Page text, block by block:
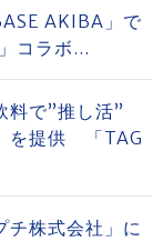
AKIBA」で
コラボ...
料で”推し活”
を提供 「TAG
株式会社」に